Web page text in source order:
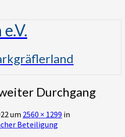
Durchgang
um 2560 × 1299 in
Beteiligung